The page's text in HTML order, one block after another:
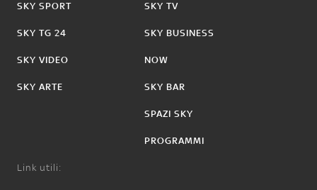
SKY SPORT
SKY TG 24
SKY VIDEO
SKY ARTE
SKY TV
SKY BUSINESS
NOW
SKY BAR
SPAZI SKY
PROGRAMMI
Link utili: